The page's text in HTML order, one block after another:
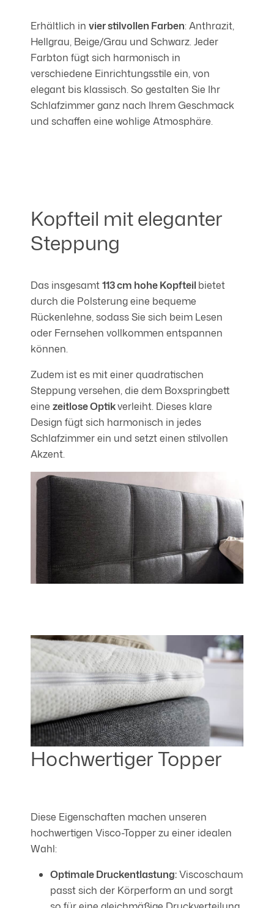
Erhältlich in vier stilvollen Farben: Anthrazit,
Hellgrau, Beige/Grau und Schwarz. Jeder
Farbton fügt sich harmonisch in
verschiedene Einrichtungsstile ein, von
elegant bis klassisch. So gestalten Sie Ihr
Schlafzimmer ganz nach Ihrem Geschmack
und schaffen eine wohlige Atmosphäre.
Kopfteil mit eleganter
Steppung
Das insgesamt113 cm hohe Kopfteil bietet
durch die Polsterung eine bequeme
Rückenlehne, sodass Sie sich beim Lesen
oder Fernsehen vollkommen entspannen
können.
Zudem ist es mit einer quadratischen
Steppung versehen, die dem Boxspringbett
eine zeitlose Optikverleiht. Dieses klare
Design fügt sich harmonisch in jedes
Schlafzimmer ein und setzt einen stilvollen
Akzent.
Hochwertiger Topper
Diese Eigenschaften machen unseren
hochwertigen Visco-Topper zu einer idealen
Wahl:
Optimale Druckentlastung:Viscoschaum
passt sich der Körperform an und sorgt